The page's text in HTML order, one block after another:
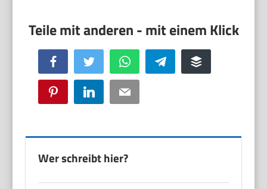
Facebook Twitter WhatsApp Telegram Buffer
Pinterest LinkedIn Email
Wer schreibt hier?